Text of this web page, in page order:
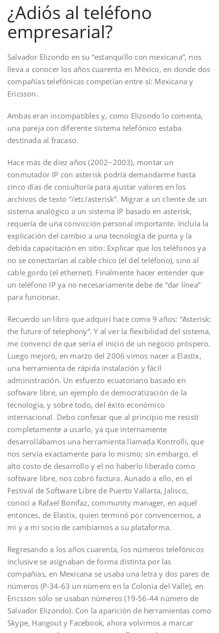
¿Adiós al teléfono
empresarial?
Salvador Elizondo en su “estanquillo con mexicana”, nos
lleva a conocer los años cuarenta en México, en donde dos
compañías telefónicas competían entre sí: Mexicana y
Ericsson.
Ambas eran incompatibles y, como Elizondo lo comenta,
una pareja con diferente sistema telefónico estaba
destinada al fracaso.
Hace más de diez años (2002~2003), montar un
conmutador IP con asterisk podría demandarme hasta
cinco días de consultoría para ajustar valores en los
archivos de texto “/etc/asterisk”. Migrar a un cliente de un
sistema analógico a un sistema IP basado en asterisk,
requería de una convicción personal importante. Incluía la
explicación del cambio a una tecnología de punta y la
debida capacitación en sitio: Explicar que los teléfonos ya
no se conectarían al cable chico (el del teléfono), sino al
cable gordo (el ethernet). Finalmente hacer entender que
un teléfono IP ya no necesariamente debe de “dar línea”
para funcionar.
Recuerdo un libro que adquirí hace como 9 años: “Asterisk:
the future of telephony”. Y al ver la flexibilidad del sistema,
me convencí de que sería el inicio de un negocio próspero.
Luego mejoró, en marzo del 2006 vimos nacer a Elastix,
una herramienta de rápida instalación y fácil
administración. Un esfuerzo ecuatoriano basado en
software libre, un ejemplo de democratización de la
tecnología, y sobre todo, del éxito económico
internacional. Debo confesar que al principio me resistí
completamente a usarlo, ya que internamente
desarrollábamos una herramienta llamada Kontrolli, que
nos servía exactamente para lo mismo; sin embargo, el
alto costo de desarrollo y el no haberlo liberado como
software libre, nos cobró factura. Aunado a ello, en el
Festival de Software Libre de Puerto Vallarta, Jalisco,
conocí a Rafael Bonifaz, community manager, en aquel
entonces, de Elastix, quien terminó por convencernos, a
mi y a mi socio de cambiarnos a su plataforma.
Regresando a los años cuarenta, los números telefónicos
inclusive se asignaban de forma distinta por las
compañías, en Mexicana se usaba una letra y dos pares de
números (P-34-63 un número en la Colonia del Valle), en
Ericsson sóĺo se usaban números (19-56-44 número de
Salvador Elizondo). Con la aparición de herramientas como
Skype, Hangout y Facebook, ahora volvimos a marcar